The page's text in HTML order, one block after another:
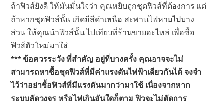
ถ้าฟิวส์ยังดี ให้มันมั่นใจว่า คุณหยิบถูกชุดฟิวส์ที่ต้องการ แต่
ถ้าหากชุดฟิวส์นั้น เกิดมีสีดำเหนือ สะพานไฟหายไปบาง
ส่วน ให้คุณนำฟิวส์นั้น ไปเทียบที่ร้านขายอะไหล่ เพื่อซื้อ
ฟิวส์ตัวใหม่มาใส่..
*** ข้อควรระวัง ที่สำคัญ อยู่ที่บางครั้ง คุณอาจจะไม่
สามารถหาซื้อชุดฟิวส์ที่มีค่าแรงดันไฟฟ้าเดียวกันได้ จงจำ
ไว้ว่าอย่าซื้อฟิวส์ที่มีแรงดันมากว่ามาใช้ เนื่องจากหาก
ระบบลัดวงจร หรือไฟเกินอันใดก็ตาม ฟิวจะไม่ตัดการ